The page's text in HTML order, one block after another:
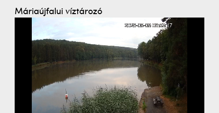
Máriaújfalui víztározó